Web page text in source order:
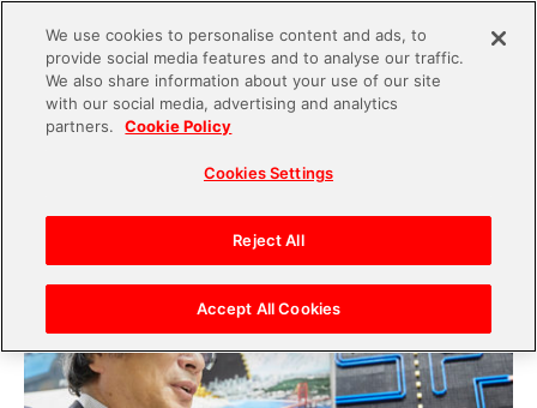
2019.03.06
まり 後編」岩谷徹氏インタビュー
We use cookies to personalise content and ads, to
provide social media features and to analyse our traffic.
We also share information about your use of our site
with our social media, advertising and analytics
partners.
Cookie Policy
Cookies Settings
Reject All
Accept All Cookies